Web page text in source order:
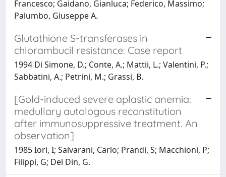
Francesco; Gaidano, Gianluca; Federico, Massimo;
Palumbo, Giuseppe A.
Glutathione S-transferases in
chlorambucil resistance: Case report
1994 Di Simone, D.; Conte, A.; Mattii, L.; Valentini, P.;
Sabbatini, A.; Petrini, M.; Grassi, B.
[Gold-induced severe aplastic anemia:
medullary autologous reconstitution
after immunosuppressive treatment. An
observation]
1985 Iori, I; Salvarani, Carlo; Prandi, S; Macchioni, P;
Filippi, G; Del Din, G.